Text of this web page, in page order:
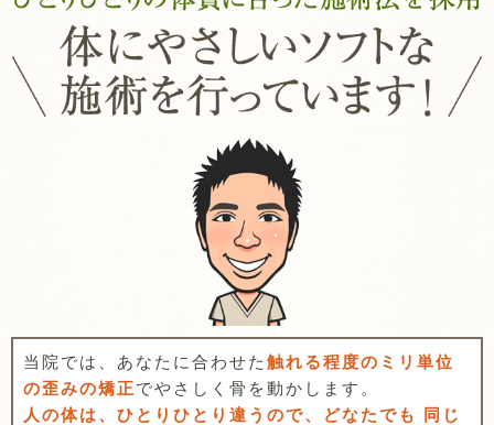
当院では、あなたに合わせた 触れる程度のミリ単位
の歪みの矯正でやさしく骨を動かします。
人の体は、ひとりひとり違うので、どなたでも 同じ